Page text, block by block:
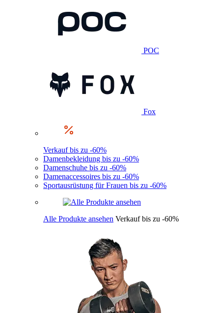
POC
Fox
Verkauf bis zu -60%
Damenbekleidung bis zu -60%
Damenschuhe bis zu -60%
Damenaccessoires bis zu -60%
Sportausrüstung für Frauen bis zu -60%
Alle Produkte ansehen Verkauf bis zu -60%